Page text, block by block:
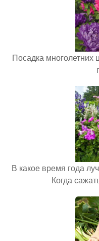
Посадка многолетних
В какое время года
Когда